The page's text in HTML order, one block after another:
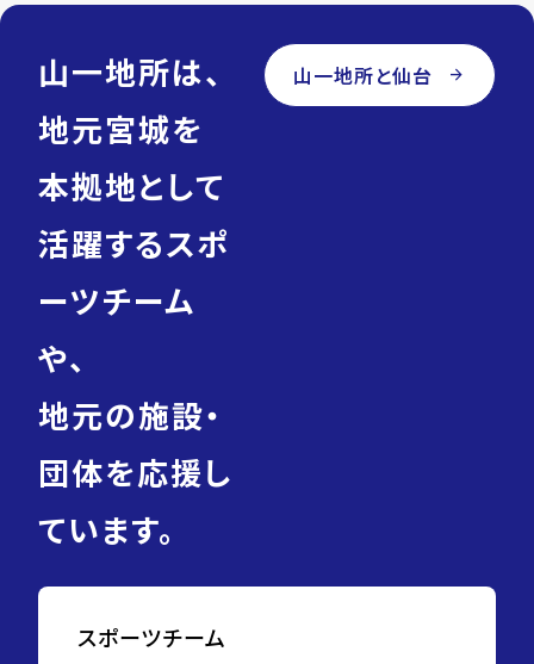
丁
目
directions_walk仙
台
市
下
鉄
北
線/
央
space_dashboard
／
72.19m²
日
プ
立
location_on 宮
仙
山一地所は、
地元宮城を
本拠地として
活躍するスポ
ーツチーム
や、
地元の施設・
団体を応援し
ています。
山一地所と仙台 arrow_forward
スポーツチーム